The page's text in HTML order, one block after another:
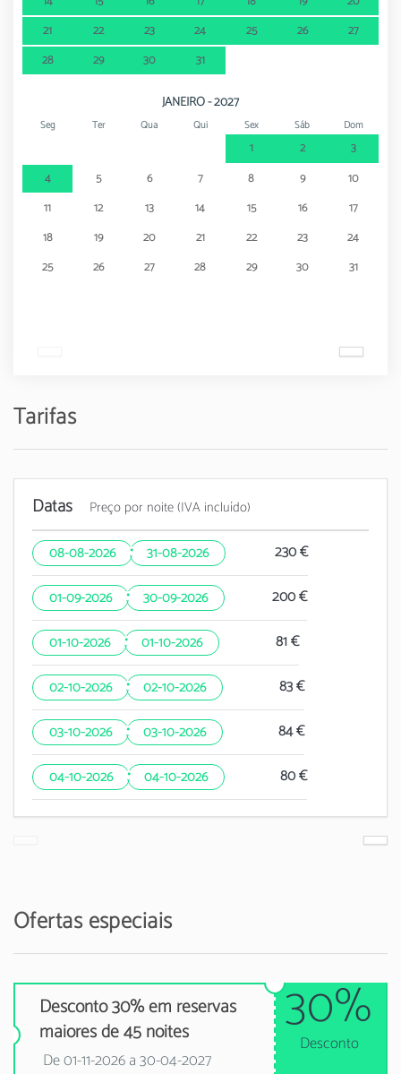
21
22 23 24 25 26
27
28
29 30 31
JANEIRO - 2027
Seg Ter Qua Qui Sex Sáb Dom
1 2
3
4
5 6 7 8 9
10
11
12 13 14 15 16
17
18
19 20 21 22 23
24
25
26 27 28 29 30 31
Tarifas
Datas Preço por noite (IVA incluído)
08-08-2026 · 31-08-2026 230 €
01-09-2026 · 30-09-2026 200 €
01-10-2026 · 01-10-2026 81 €
02-10-2026 · 02-10-2026 83 €
03-10-2026 · 03-10-2026 84 €
04-10-2026 · 04-10-2026 80 €
Ofertas especiais
Desconto 30% em reservas
maiores de 45 noites
De 01-11-2026 a 30-04-2027
30%
Desconto